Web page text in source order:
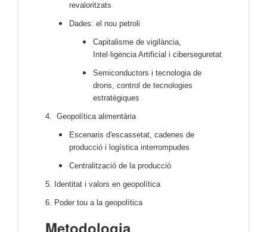
revaloritzats
Dades: el nou petroli
Capitalisme de vigilància,
Intel·ligència Artificial i ciberseguretat
Semiconductors i tecnologia de
drons, control de tecnologies
estratègiques
4. Geopolítica alimentària
Escenaris d'escassetat, cadenes de
producció i logística interrompudes
Centralització de la producció
5. Identitat i valors en geopolítica
6. Poder tou a la geopolítica